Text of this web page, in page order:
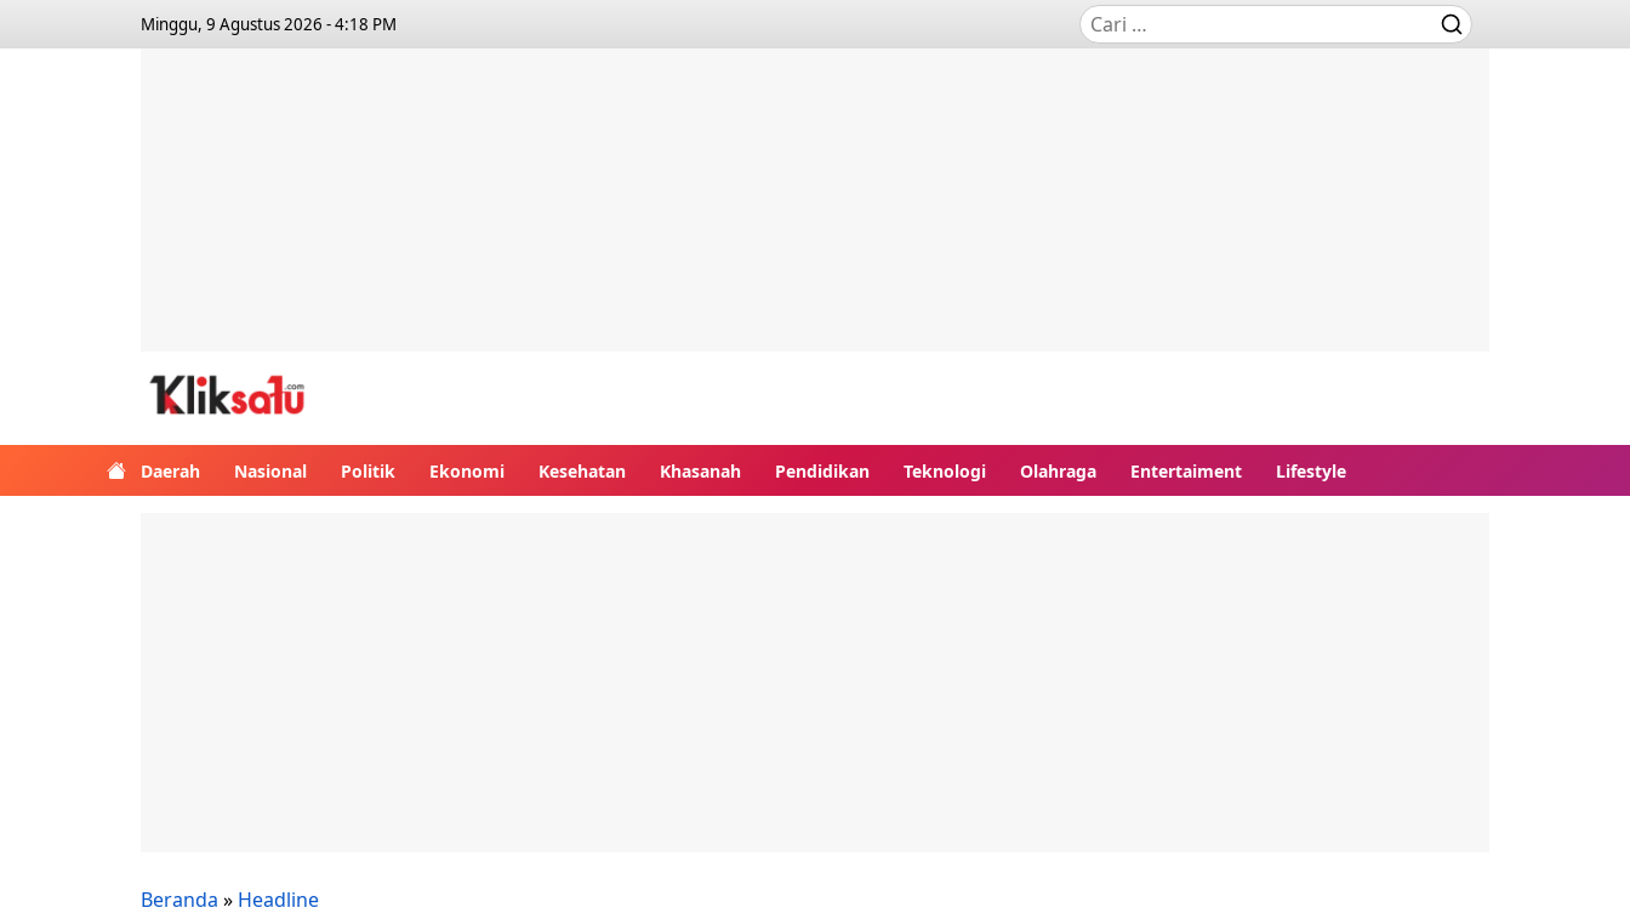
Minggu, 9 Agustus 2026 - 4:18 PM
Daerah Nasional Politik Ekonomi Kesehatan Khasanah Pendidikan Teknologi Olahraga Entertaiment Lifestyle
Beranda » Headline